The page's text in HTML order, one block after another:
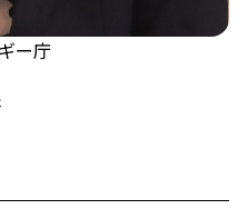
ー庁